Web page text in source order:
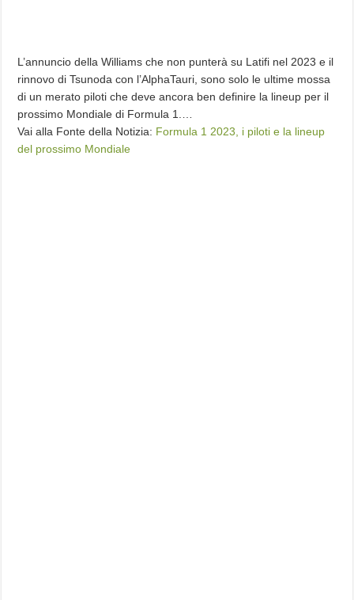
L’annuncio della Williams che non punterà su Latifi nel 2023 e il
rinnovo di Tsunoda con l’AlphaTauri, sono solo le ultime mossa
di un merato piloti che deve ancora ben definire la lineup per il
prossimo Mondiale di Formula 1.…
Vai alla Fonte della Notizia: Formula 1 2023, i piloti e la lineup
del prossimo Mondiale